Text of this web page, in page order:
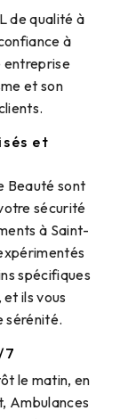
de qualité à
à
entreprise
et son
et
Beauté sont
sécurité
à Saint-
spécifiques
ils vous
sérénité.
7
le matin, en
Ambulances